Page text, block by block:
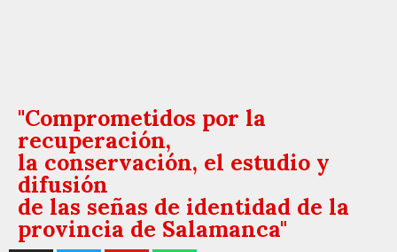
"Comprometidos por la
recuperación,
la conservación, el estudio y
difusión
de las señas de identidad de la
provincia de Salamanca"